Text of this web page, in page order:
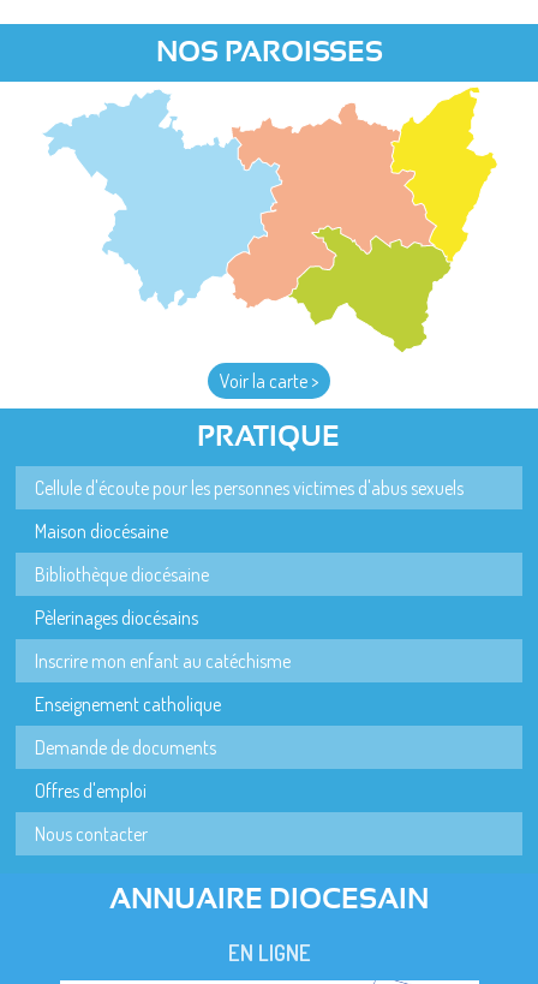
NOS PAROISSES
Voir la carte >
PRATIQUE
Cellule d'écoute pour les personnes victimes d'abus sexuels
Maison diocésaine
Bibliothèque diocésaine
Pèlerinages diocésains
Inscrire mon enfant au catéchisme
Enseignement catholique
Demande de documents
Offres d'emploi
Nous contacter
ANNUAIRE DIOCESAIN
EN LIGNE